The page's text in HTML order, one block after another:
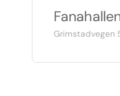
Grimstadvegen